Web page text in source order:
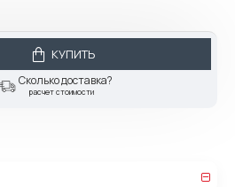
КУПИТЬ
Сколько доставка?
расчет стоимости